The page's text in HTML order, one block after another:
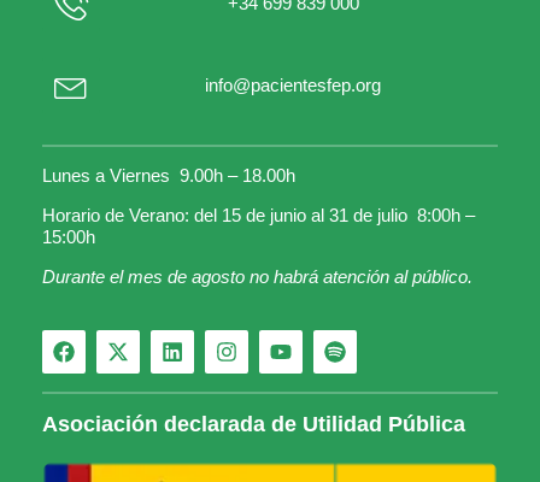
info@pacientesfep.org
Lunes a Viernes 9.00h – 18.00h
Horario de Verano: del 15 de junio al 31 de julio 8:00h –
15:00h
Durante el mes de agosto no habrá atención al público.
Asociación declarada de Utilidad Pública